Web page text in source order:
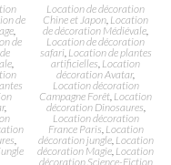
de
,
de
,
Location de décoration
Chine et Japon Location
de décoration Médiévale
Location de décoration
safari, Location de plantes
artificielles Location
décoration Avatar,
Location décoration
Campagne Forêt Location
décoration Dinosaures
Location décoration
France Paris Location
décoration jungle, Location
décoration Magie, Location
décoration Science-Fiction